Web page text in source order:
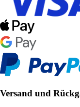
Versand und